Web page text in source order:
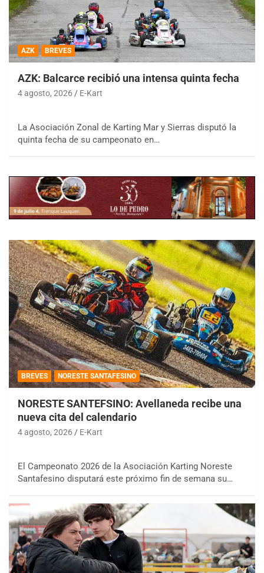
AZK BREVES
AZK: Balcarce recibió una intensa quinta fecha
4 agosto, 2026 E-Kart
La Asociación Zonal de Karting Mar y Sierras disputó la
quinta fecha de su campeonato en…
BREVES NORESTE SANTAFESINO
NORESTE SANTEFSINO: Avellaneda recibe una
nueva cita del calendario
4 agosto, 2026 E-Kart
El Campeonato 2026 de la Asociación Karting Noreste
Santafesino disputará este próximo fin de semana su…